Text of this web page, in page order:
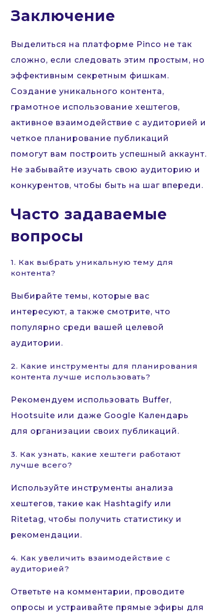
Заключение
Выделиться на платформе Pinco не так
сложно, если следовать этим простым, но
эффективным секретным фишкам.
Создание уникального контента,
грамотное использование хештегов,
активное взаимодействие с аудиторией и
четкое планирование публикаций
помогут вам построить успешный аккаунт.
Не забывайте изучать свою аудиторию и
конкурентов, чтобы быть на шаг впереди.
Часто задаваемые
вопросы
1. Как выбрать уникальную тему для
контента?
Выбирайте темы, которые вас
интересуют, а также смотрите, что
популярно среди вашей целевой
аудитории.
2. Какие инструменты для планирования
контента лучше использовать?
Рекомендуем использовать Buffer,
Hootsuite или даже Google Календарь
для организации своих публикаций.
3. Как узнать, какие хештеги работают
лучше всего?
Используйте инструменты анализа
хештегов, такие как Hashtagify или
Ritetag, чтобы получить статистику и
рекомендации.
4. Как увеличить взаимодействие с
аудиторией?
Ответьте на комментарии, проводите
опросы и устраивайте прямые эфиры для